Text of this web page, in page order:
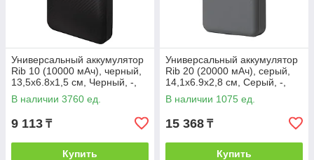
Универсальный аккумулятор
Rib 10 (10000 мАч), черный,
13,5х6.8х1,5 см, Черный, -,
37170 35
В наличии 3760 ед.
9 113 ₸
Купить
Универсальный аккумулятор
Rib 20 (20000 мАч), серый,
14,1х6.9х2,8 см, Серый, -,
37176 29
В наличии 1075 ед.
15 368 ₸
Купить